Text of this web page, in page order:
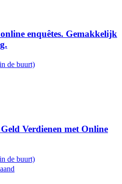
enquêtes. Gemakkelijk
de buurt)
Verdienen met Online
de buurt)